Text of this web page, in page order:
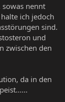
sowas nennt
ich jedoch
sind.
und
zwischen den
da in den